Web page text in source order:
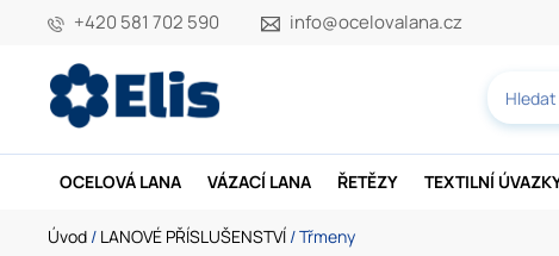
+420 581 702 590 info@ocelovalana.cz
OCELOVÁ LANA VÁZACÍ LANA ŘETĚZY TEXTILNÍ
Úvod / LANOVÉ PŘÍSLUŠENSTVÍ / Třmeny